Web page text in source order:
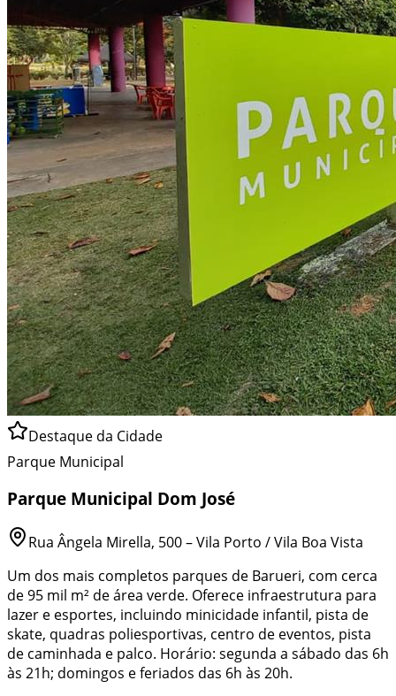
Destaque da Cidade
Parque Municipal
Parque Municipal Dom José
Rua Ângela Mirella, 500 – Vila Porto / Vila Boa Vista
Um dos mais completos parques de Barueri, com cerca
de 95 mil m² de área verde. Oferece infraestrutura para
lazer e esportes, incluindo minicidade infantil, pista de
skate, quadras poliesportivas, centro de eventos, pista
de caminhada e palco. Horário: segunda a sábado das 6h
às 21h; domingos e feriados das 6h às 20h.